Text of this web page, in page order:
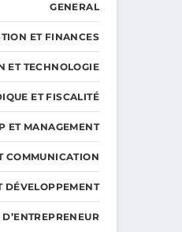
GENERAL
ET FINANCES
ET TECHNOLOGIE
ET FISCALITÉ
ET MANAGEMENT
COMMUNICATION
DÉVELOPPEMENT